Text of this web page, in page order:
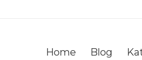
Home Blog